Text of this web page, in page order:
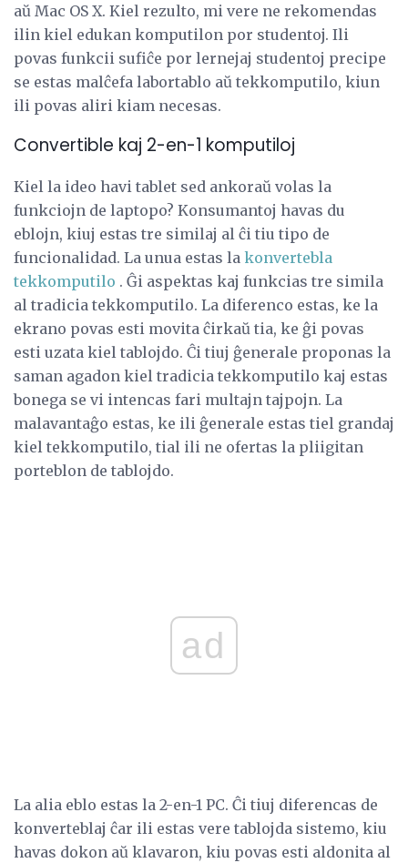
aŭ Mac OS X. Kiel rezulto, mi vere ne rekomendas
ilin kiel edukan komputilon por studentoj. Ili
povas funkcii sufiĉe por lernejaj studentoj precipe
se estas malĉefa labortablo aŭ tekkomputilo, kiun
ili povas aliri kiam necesas.
Convertible kaj 2-en-1 komputiloj
Kiel la ideo havi tablet sed ankoraŭ volas la
funkciojn de laptopo? Konsumantoj havas du
eblojn, kiuj estas tre similaj al ĉi tiu tipo de
funcionalidad. La unua estas la konvertebla
tekkomputilo . Ĝi aspektas kaj funkcias tre simila
al tradicia tekkomputilo. La diferenco estas, ke la
ekrano povas esti movita ĉirkaŭ tia, ke ĝi povas
esti uzata kiel tablojdo. Ĉi tiuj ĝenerale proponas la
saman agadon kiel tradicia tekkomputilo kaj estas
bonega se vi intencas fari multajn tajpojn. La
malavantaĝo estas, ke ili ĝenerale estas tiel grandaj
kiel tekkomputilo, tial ili ne ofertas la pliigitan
porteblon de tablojdo.
ad
La alia eblo estas la 2-en-1 PC. Ĉi tiuj diferencas de
konverteblaj ĉar ili estas vere tablojda sistemo, kiu
havas dokon aŭ klavaron, kiu povas esti aldonita al